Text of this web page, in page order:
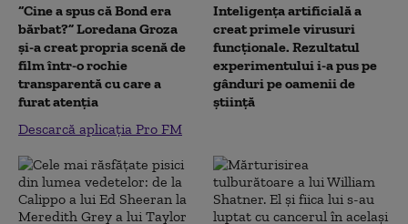
“Cine a spus că Bond era
bărbat?” Loredana Groza
și-a creat propria scenă de
film într-o rochie
transparentă cu care a
furat atenția
Descarcă aplicația Pro FM
Inteligența artificială a
creat primele virusuri
funcționale. Rezultatul
experimentului i-a pus pe
gânduri pe oamenii de
știință